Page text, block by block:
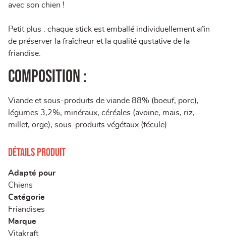
avec son chien !
Petit plus : chaque stick est emballé individuellement afin
de préserver la fraîcheur et la qualité gustative de la
friandise.
Composition :
Viande et sous-produits de viande 88% (boeuf, porc),
légumes 3,2%, minéraux, céréales (avoine, maïs, riz,
millet, orge), sous-produits végétaux (fécule)
Détails produit
Adapté pour
Chiens
Catégorie
Friandises
Marque
Vitakraft